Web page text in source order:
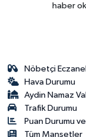
haber
Nöbetçi
Hava Durumu
Aydin Namaz
Trafik Durumu
Puan Durumu
Tüm Manşetler